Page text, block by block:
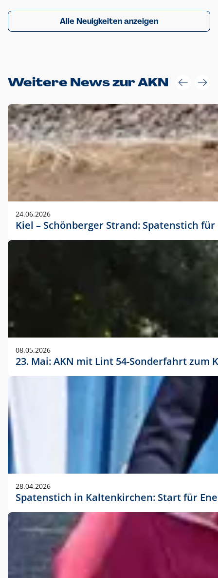
Alle Neuigkeiten anzeigen
Weitere News zur AKN
24.06.2026
Kiel – Schönberger Strand: Spatenstich
08.05.2026
23. Mai: AKN mit Lint 54-Sonderfahrt
28.04.2026
Spatenstich in Kaltenkirchen: Start für